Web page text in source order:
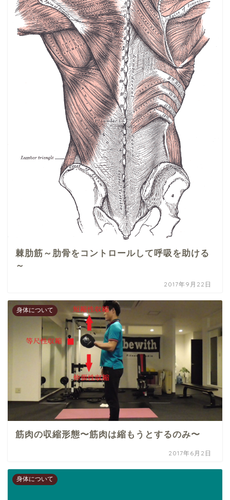
棘肋筋～肋骨をコントロールして呼吸を助ける
～
2017年9月22日
身体について
筋肉の収縮形態〜筋肉は縮もうとするのみ〜
2017年6月2日
身体について